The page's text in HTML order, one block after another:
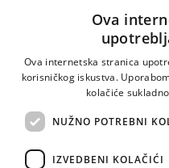
Spinčićeva 1, 21000 Split
LINKOVI
Ova
Ova internetska stranica
korisničkog iskustva.
kolačiće
NUŽNO POTREBNI
IZVEDBENI KOLAČIĆI